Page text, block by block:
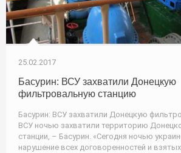
25.02.2017
Басурин: ВСУ захватили Донецкую
фильтровальную станцию
Басурин: ВСУ захватили Донецкую
ВСУ ночью захватили территорию
станции, – Басурин. «Сегодня ночью
нарушение всех договоренностей и